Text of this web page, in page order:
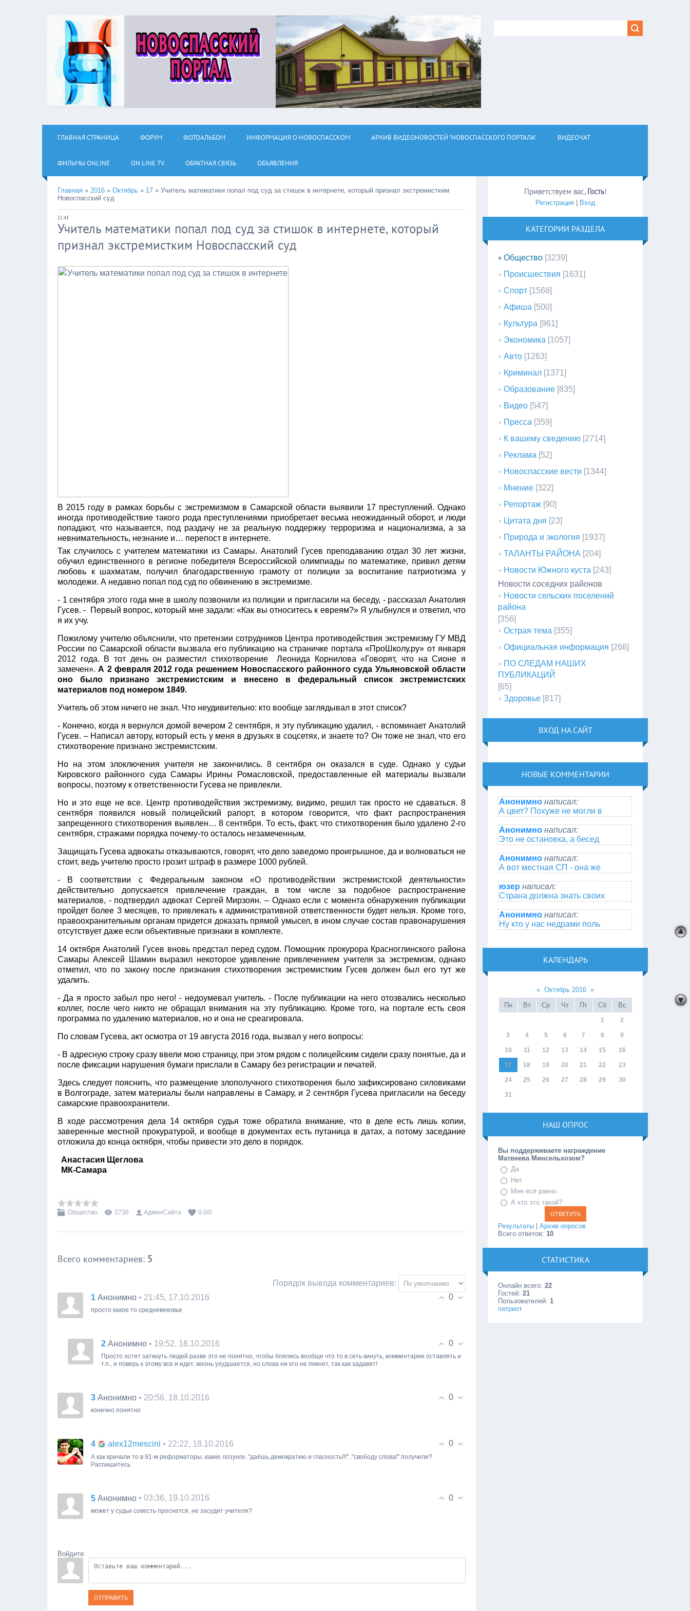
ГЛАВНАЯ СТРАНИЦА ФОРУМ ФОТОАЛЬБОМ ИНФОРМАЦИЯ О НОВОСПАССКОМ АРХИВ ВИДЕОНОВОСТЕЙ "НОВОСПАССКОГО ПОРТАЛА" ВИДЕОЧАТ
ФИЛЬМЫ ОNLINE ON LINE TV ОБРАТНАЯ СВЯЗЬ ОБЪЯВЛЕНИЯ
Главная » 2016 » Октябрь » 17 » Учитель математики попал под суд за стишок в интернете, который признал экстремистким
Новоспасский суд
21:43
Учитель математики попал под суд за стишок в интернете, который
признал экстремистким Новоспасский суд
В 2015 году в рамках борьбы с экстремизмом в Самарской области выявили 17 преступлений. Однако
иногда противодействие такого рода преступлениями приобретает весьма неожиданный оборот, и люди
попадают, что называется, под раздачу не за реальную поддержку терроризма и национализма, а за
невнимательность, незнание и… перепост в интернете.
Так случилось с учителем математики из Самары. Анатолий Гусев преподаванию отдал 30 лет жизни,
обучил единственного в регионе победителя Всероссийской олимпиады по математике, привил детям
любовь к шахматам, получил благодарственную грамоту от полиции за воспитание патриотизма у
молодежи. А недавно попал под суд по обвинению в экстремизме.
- 1 сентября этого года мне в школу позвонили из полиции и пригласили на беседу, - рассказал Анатолия
Гусев. - Первый вопрос, который мне задали: «Как вы относитесь к евреям?» Я улыбнулся и ответил, что
я их учу.
Пожилому учителю объяснили, что претензии сотрудников Центра противодействия экстремизму ГУ МВД
России по Самарской области вызвала его публикацию на страничке портала «ПроШколу.ру» от января
2012 года. В тот день он разместил стихотворение Леонида Корнилова «Говорят, что на Сионе я
замечен».А 2 февраля 2012 года решением Новоспасского районного суда Ульяновской области
оно было признано экстремистским и внесено в федеральный список экстремистских
материалов под номером 1849.
Учитель об этом ничего не знал. Что неудивительно: кто вообще заглядывал в этот список?
- Конечно, когда я вернулся домой вечером 2 сентября, я эту публикацию удалил, - вспоминает Анатолий
Гусев. – Написал автору, который есть у меня в друзьях в соцсетях, и знаете то? Он тоже не знал, что его
стихотворение признано экстремистским.
Но на этом злоключения учителя не закончились. 8 сентября он оказался в суде. Однако у судьи
Кировского районного суда Самары Ирины Ромасловской, предоставленные ей материалы вызвали
вопросы, поэтому к ответственности Гусева не привлекли.
Но и это еще не все. Центр противодействия экстремизму, видимо, решил так просто не сдаваться. 8
сентября появился новый полицейский рапорт, в котором говорится, что факт распространения
запрещенного стихотворения выявлен… 8 сентября. То есть, факт, что стихотворения было удалено 2-го
сентября, стражами порядка почему-то осталось незамеченным.
Защищать Гусева адвокаты отказываются, говорят, что дело заведомо проигрышное, да и волноваться не
стоит, ведь учителю просто грозит штраф в размере 1000 рублей.
- В соответствии с Федеральным законом «О противодействии экстремистской деятельности»
действительно допускается привлечение граждан, в том числе за подобное распространение
материалов, - подтвердил адвокат Сергей Мирзоян. – Однако если с момента обнаружения публикации
пройдет более 3 месяцев, то привлекать к административной ответственности будет нельзя. Кроме того,
правоохранительным органам придется доказать прямой умысел, в ином случае состав правонарушения
отсутствует даже если объективные признаки в комплекте.
14 октября Анатолий Гусев вновь предстал перед судом. Помощник прокурора Красноглинского района
Самары Алексей Шамин выразил некоторое удивление привлечением учителя за экстремизм, однако
отметил, что по закону после признания стихотворения экстремистким Гусев должен был его тут же
удалить.
- Да я просто забыл про него! - недоумевал учитель. - После публикации на него отозвались несколько
коллег, после чего никто не обращал внимания на эту публикацию. Кроме того, на портале есть своя
программа по удалению материалов, но и она не среагировала.
По словам Гусева, акт осмотра от 19 августа 2016 года, вызвал у него вопросы:
- В адресную строку сразу ввели мою страницу, при этом рядом с полицейским сидели сразу понятые, да и
после фиксации нарушения бумаги прислали в Самару без регистрации и печатей.
Здесь следует пояснить, что размещение злополучного стихотворения было зафиксировано силовиками
в Волгограде, затем материалы были направлены в Самару, и 2 сентября Гусева пригласили на беседу
самарские правоохранители.
В ходе рассмотрения дела 14 октября судья тоже обратила внимание, что в деле есть лишь копии,
заверенные местной прокуратурой, и вообще в документах есть путаница в датах, а потому заседание
отложила до конца октября, чтобы привести это дело в порядок.
Анастасия Щеглова
МК-Самара
Общество 2736 АдминСайта 0.0/0
Всего комментариев: 5
Порядок вывода комментариев:
0
1 Анонимно • 21:45, 17.10.2016
просто какое то средневековье
0
2 Анонимно • 19:52, 18.10.2016
Просто хотят заткнуть людей разве это не понятно, чтобы боялись вообще что то в сеть кинуть, комментарии оставлять и
т.п., и поверь к этому все и идет, жизнь ухудшается, но слова ни кто не пикнет, так как задавят!
0
3 Анонимно • 20:56, 18.10.2016
конечно понятно
0
4 alex12mescini • 22:22, 18.10.2016
А как кричали то в 91-м реформаторы..какие лозунги.."даёшь демократию и гласность!!!".."свободу слова!".получили?
Распишитесь
0
5 Анонимно • 03:36, 19.10.2016
может у судьи совесть проснется, не засудит учителя?
Войдите:
ОТПРАВИТЬ
Приветствуем вас, Гость!
Регистрация| Вход
КАТЕГОРИИ РАЗДЕЛА
Общество [3239]
Происшествия [1631]
Спорт [1568]
Афиша [500]
Культура [961]
Экономика [1057]
Авто [1263]
Криминал [1371]
Образование [835]
Видео [547]
Пресса [359]
К вашему сведению [2714]
Реклама [52]
Новоспасские вести [1344]
Мнение [322]
Репортаж [90]
Цитата дня [23]
Природа и экология [1937]
ТАЛАНТЫ РАЙОНА [204]
Новости Южного куста [243]
Новости соседних районов
Новости сельских поселений
района
[356]
Острая тема [355]
Официальная информация [266]
ПО СЛЕДАМ НАШИХ
ПУБЛИКАЦИЙ
[65]
Здоровье [817]
ВХОД НА САЙТ
НОВЫЕ КОММЕНТАРИИ
Анонимно написал:
А цвет? Похуже не могли в
Анонимно написал:
Это не остановка, а бесед
Анонимно написал:
А вот местная СП - она же
юзер написал:
Страна должна знать своих
Анонимно написал:
Ну кто у нас недрами поль
КАЛЕНДАРЬ
« Октябрь 2016 »
Пн
Вт Ср Чт Пт Сб Вс
1 2
3 4 5 6 7 8 9
10 11 12 13 14 15 16
17 18 19 20 21 22 23
24 25 26 27 28 29 30
31
НАШ ОПРОС
Вы поддерживаете награждение
Матвеева Минсельхозом?
Да
Нет
Мне всё равно
А кто это такой?
Результаты |Архив опросов
Всего ответов:10
СТАТИСТИКА
Онлайн всего:22
Гостей:21
Пользователей:1
патриот